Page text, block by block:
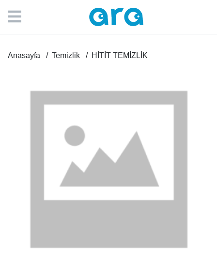
Anasayfa Temizlik HİTİT TEMİZLİK